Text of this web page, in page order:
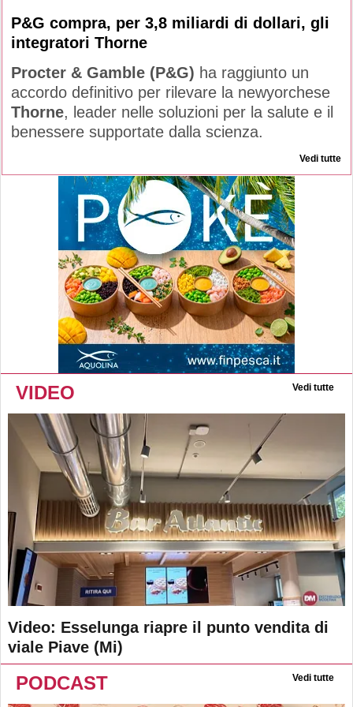
P&G compra, per 3,8 miliardi di dollari, gli
integratori Thorne
Procter & Gamble (P&G) ha raggiunto un
accordo definitivo per rilevare la newyorchese
Thorne, leader nelle soluzioni per la salute e il
benessere supportate dalla scienza.
Vedi tutte
VIDEO Vedi tutte
Video: Esselunga riapre il punto vendita di
viale Piave (Mi)
PODCAST Vedi tutte